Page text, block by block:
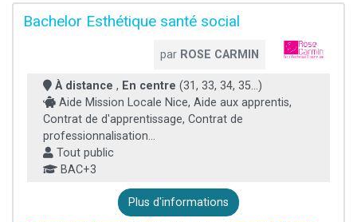
Bachelor Esthétique santé social
par ROSE CARMIN
À distance , En centre (31, 33, 34, 35...)
Aide Mission Locale Nice, Aide aux apprentis,
Contrat de d'apprentissage, Contrat de
professionnalisation...
Tout public
BAC+3
Plus d'informations